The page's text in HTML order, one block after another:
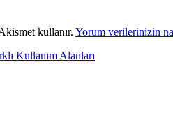
kullanır. Yorum verilerinizin
Kullanım Alanları